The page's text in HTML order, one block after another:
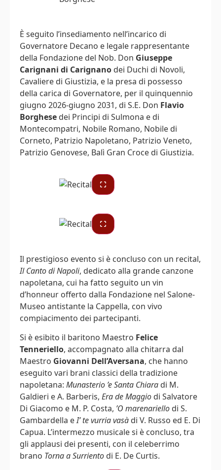
È seguito l’insediamento nell’incarico di
Governatore Decano e legale rappresentante
della Fondazione del Nob. Don Giuseppe
Carignani di Carignano dei Duchi di Novoli,
Cavaliere di Giustizia, e la presa di possesso
della carica di Governatore, per il quinquennio
giugno 2026-giugno 2031, di S.E. Don Flavio
Borghese dei Principi di Sulmona e di
Montecompatri, Nobile Romano, Nobile di
Corneto, Patrizio Napoletano, Patrizio Veneto,
Patrizio Genovese, Balì Gran Croce di Giustizia.
Il prestigioso evento si è concluso con un recital,
Il Canto di Napoli, dedicato alla grande canzone
napoletana, cui ha fatto seguito un vin
d’honneur offerto dalla Fondazione nel Salone-
Museo antistante la Cappella, con vivo
compiacimento dei partecipanti.
Si è esibito il baritono Maestro Felice
Tenneriello, accompagnato alla chitarra dal
Maestro Giovanni Dell’Aversana, che hanno
eseguito vari brani classici della tradizione
napoletana: Munasterio ’e Santa Chiara di M.
Galdieri e A. Barberis, Era de Maggio di Salvatore
Di Giacomo e M. P. Costa, ’O marenariello di S.
Gambardella eI’ te vurria vasà di V. Russo ed E. Di
Capua. L’intermezzo musicale si è concluso, tra
gli applausi dei presenti, con il celeberrimo
brano Torna a Surriento di E. De Curtis.